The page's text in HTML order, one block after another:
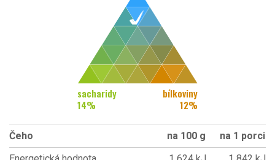
sacharidy
14%
bílkoviny
12%
Čeho na 100 g
na 1 porci